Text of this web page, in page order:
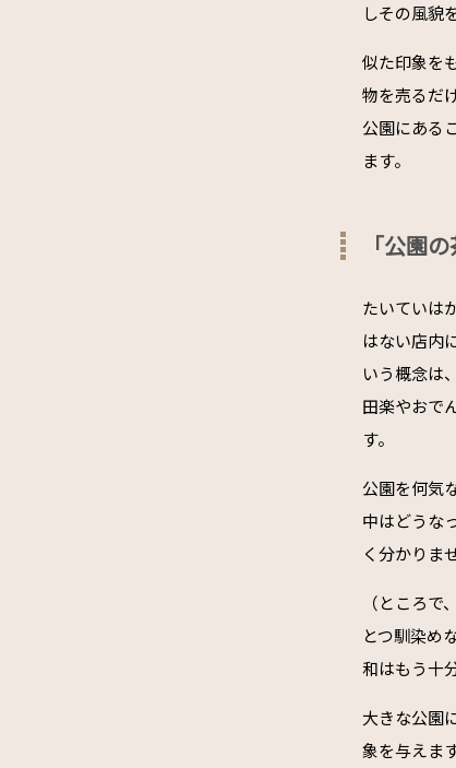
しその風貌
似た印象を
物を売るだ
公園にある
ます。
「公園
たいていは
はない店内
いう概念は
田楽やおで
す。
公園を何気
中はどうな
く分かりま
（ところ
とつ馴染め
和はもう十
大きな公園
象を与えま